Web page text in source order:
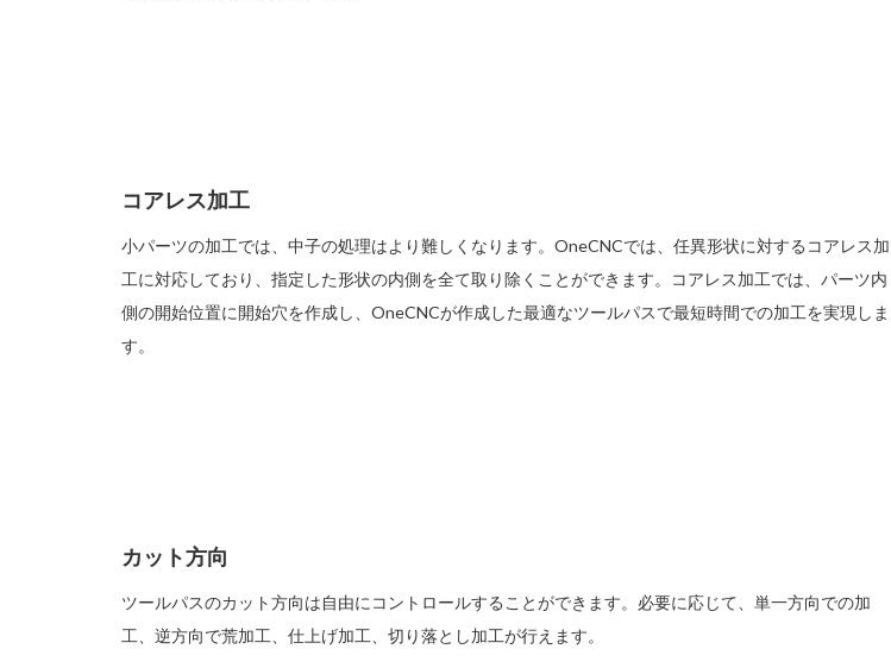
コアレス加工
小パーツの加工では、中子の処理はより難しくなります。OneCNCでは、任異形状に対するコアレス加
工に対応しており、指定した形状の内側を全て取り除くことができます。コアレス加工では、パーツ内
側の開始位置に開始穴を作成し、OneCNCが作成した最適なツールパスで最短時間での加工を実現しま
す。
カット方向
ツールパスのカット方向は自由にコントロールすることができます。必要に応じて、単一方向での加
工、逆方向で荒加工、仕上げ加工、切り落とし加工が行えます。